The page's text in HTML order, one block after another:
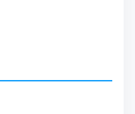
7